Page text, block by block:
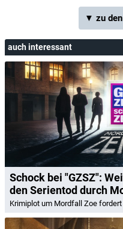
▼ zu
auch interessant
Schock bei "GZSZ":
den Serientod durch
Krimiplot um Mordfall Zoe